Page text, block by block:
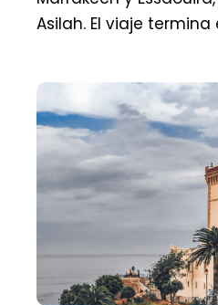
Asilah. El viaje termina